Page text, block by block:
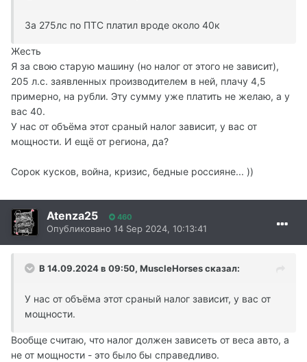
За 275лс по ПТС платил вроде около 40к
Жесть
Я за свою старую машину (но налог от этого не зависит),
205 л.с. заявленных производителем в ней, плачу 4,5
примерно, на рубли. Эту сумму уже платить не желаю, а у
вас 40.
У нас от объёма этот сраный налог зависит, у вас от
мощности. И ещё от региона, да?
Сорок кусков, война, кризис, бедные россияне... ))
Atenza25 460
Опубликовано 14 Sep 2024, 10:13:41
В 14.09.2024 в 09:50, MuscleHorsesсказал:
У нас от объёма этот сраный налог зависит, у вас от
мощности.
Вообще считаю, что налог должен зависеть от веса авто, а
не от мощности - это было бы справедливо.